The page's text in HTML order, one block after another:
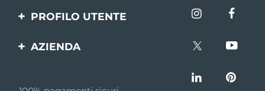
Contattaci
PROFILO UTENTE
prodotto
AZIENDA